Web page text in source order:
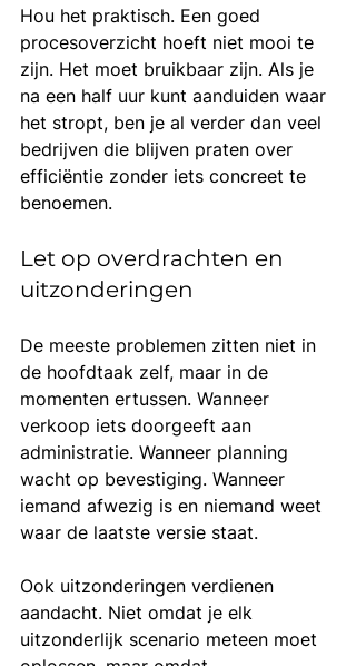
Hou het praktisch. Een goed
procesoverzicht hoeft niet mooi te
zijn. Het moet bruikbaar zijn. Als je
na een half uur kunt aanduiden waar
het stropt, ben je al verder dan veel
bedrijven die blijven praten over
efficiëntie zonder iets concreet te
benoemen.
Let op overdrachten en
uitzonderingen
De meeste problemen zitten niet in
de hoofdtaak zelf, maar in de
momenten ertussen. Wanneer
verkoop iets doorgeeft aan
administratie. Wanneer planning
wacht op bevestiging. Wanneer
iemand afwezig is en niemand weet
waar de laatste versie staat.
Ook uitzonderingen verdienen
aandacht. Niet omdat je elk
uitzonderlijk scenario meteen moet